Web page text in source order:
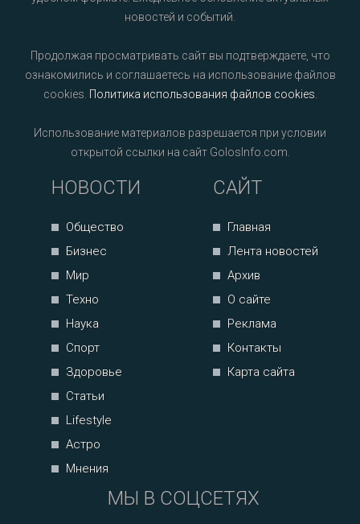
новостей и событий.
Продолжая просматривать сайт вы подтверждаете, что
ознакомились и соглашаетесь на использование файлов
cookies. Политика использования файлов cookies
Использование материалов разрешается при условии
открытой ссылки на сайт GolosInfo.com.
НОВОСТИ
Общество
Бизнес
Мир
Техно
Наука
Спорт
Здоровье
Статьи
Lifestyle
Астро
Мнения
САЙТ
Главная
Лента новостей
Архив
О сайте
Реклама
Контакты
Карта сайта
МЫ В СОЦСЕТЯХ